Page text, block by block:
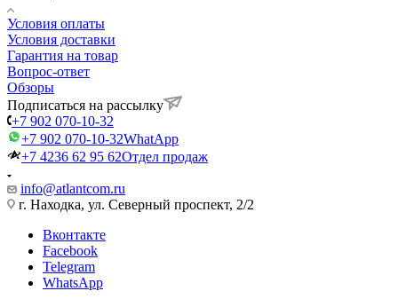
Условия оплаты
Условия доставки
Гарантия на товар
Вопрос-ответ
Обзоры
Подписаться на рассылку
+7 902 070-10-32
+7 902 070-10-32WhatApp
+7 4236 62 95 62Отдел продаж
info@atlantcom.ru
г. Находка, ул. Северный проспект, 2/2
Вконтакте
Facebook
Telegram
WhatsApp